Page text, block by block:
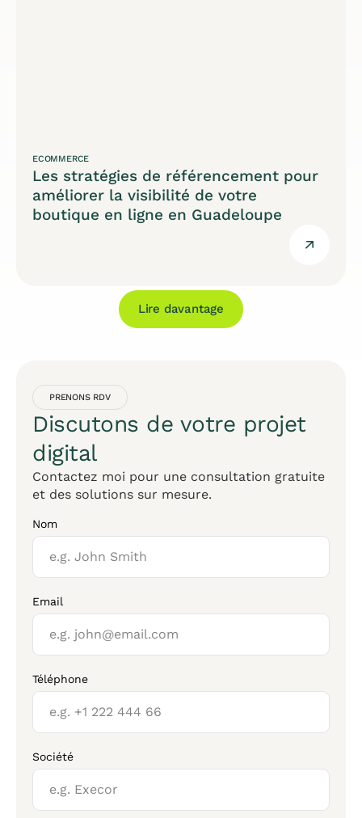
ECOMMERCE
Les stratégies de référencement pour
améliorer la visibilité de votre
boutique en ligne en Guadeloupe
Lire davantage
PRENONS RDV
Discutons de votre projet
digital
Contactez moi pour une consultation gratuite
et des solutions sur mesure.
Nom
Email
Téléphone
Société